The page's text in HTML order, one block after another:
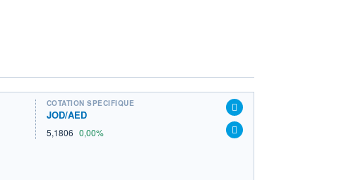
COTATION SPÉCIFIQUE
JOD/AED
5,1806 0,00%